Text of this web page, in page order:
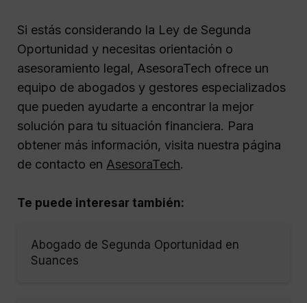
Si estás considerando la Ley de Segunda
Oportunidad y necesitas orientación o
asesoramiento legal, AsesoraTech ofrece un
equipo de abogados y gestores especializados
que pueden ayudarte a encontrar la mejor
solución para tu situación financiera. Para
obtener más información, visita nuestra página
de contacto en AsesoraTech.
Te puede interesar también:
Abogado de Segunda Oportunidad en
Suances